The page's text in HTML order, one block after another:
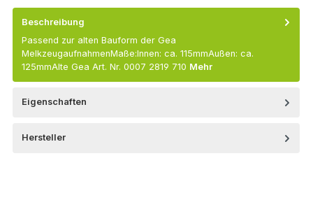
Beschreibung
Passend zur alten Bauform der Gea
MelkzeugaufnahmenMaße:Innen: ca. 115mmAußen: ca.
125mmAlte Gea Art. Nr. 0007 2819 710 Mehr
Eigenschaften
Hersteller